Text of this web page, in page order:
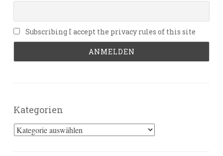
Subscribing I accept the privacy rules of this site
Kategorien
Kategorien